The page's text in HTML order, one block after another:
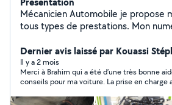
Mécanicien Automobile je propose
tous types de prestations. Mon
courtois
Dernier avis laissé par Kouassi
Il y a 2 mois
Merci à Brahim qui a été d’une très bonne
conseils pour ma voiture. La prise en charge